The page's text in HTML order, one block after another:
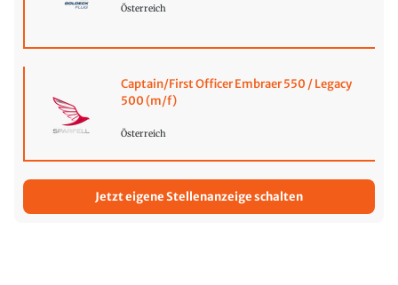
Österreich
Captain/First Officer Embraer 550 / Legacy
500 (m/f)
Österreich
Jetzt eigene Stellenanzeige schalten